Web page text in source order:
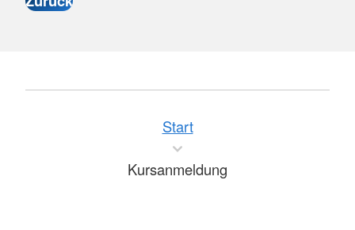
Start
Kursanmeldung